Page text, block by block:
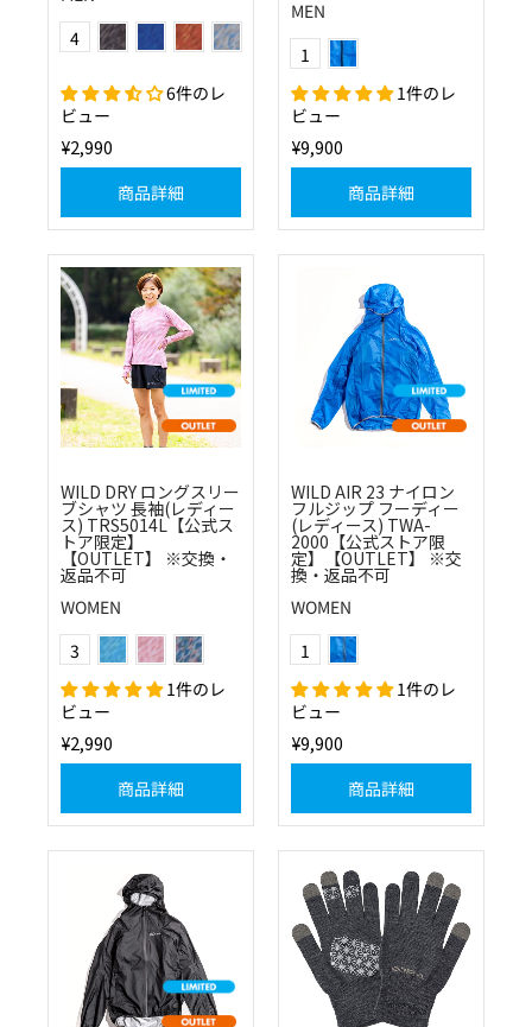
Color
4
(1524)ライトグレー×ライトブルー
6件のレ
ビュー
¥2,990
商品詳細
MEN
Color
1
1件のレ
ビュー
¥9,900
商品詳細
WILD DRY ロングスリー
ブシャツ 長袖(レディー
ス) TRS5014L【公式ス
トア限定】
【OUTLET】 ※交換・
返品不可
WOMEN
Color
3
1件のレ
ビュー
¥2,990
商品詳細
WILD AIR 23 ナイロン
フルジップ フーディー
(レディース) TWA-
2000【公式ストア限
定】【OUTLET】 ※交
換・返品不可
WOMEN
Color
1
1件のレ
ビュー
¥9,900
商品詳細